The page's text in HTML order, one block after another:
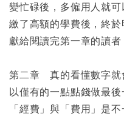
變忙碌後，多僱用人就可
繳了高額的學費後，終
獻給閱讀完第一章的讀者
第二章 真的看懂數字就
以僅有的一點點錢做最後
「經費」與「費用」是